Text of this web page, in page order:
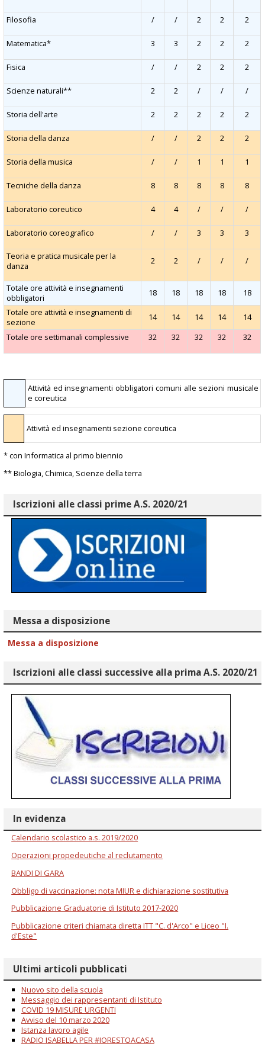
Filosofia / / 2 2 2
Matematica* 3 3 2 2 2
Fisica / / 2 2 2
Scienze naturali** 2 2 / / /
Storia dell'arte 2 2 2 2 2
Storia della danza / / 2 2 2
Storia della musica / / 1 1 1
Tecniche della danza 8 8 8 8 8
Laboratorio coreutico 4 4 / / /
Laboratorio coreografico / / 3 3 3
Teoria e pratica musicale per la
danza
2 2 / / /
Totale ore attività e insegnamenti
obbligatori
18 18 18 18
18
Totale ore attività e insegnamenti di
sezione
14 14 14 14
14
Totale ore settimanali complessive
32 32 32 32 32
Attività ed insegnamenti obbligatori comuni alle sezioni musicale
e coreutica
Attività ed insegnamenti sezione coreutica
* con Informatica al primo biennio
** Biologia, Chimica, Scienze della terra
Iscrizioni alle classi prime A.S. 2020/21
Messa a disposizione
Messa a disposizione
Iscrizioni alle classi successive alla prima A.S. 2020/21
In evidenza
Calendario scolastico a.s. 2019/2020
Operazioni propedeutiche al reclutamento
BANDI DI GARA
Obbligo di vaccinazione: nota MIUR e dichiarazione sostitutiva
Pubblicazione Graduatorie di Istituto 2017-2020
Pubblicazione criteri chiamata diretta ITT "C. d'Arco" e Liceo "I.
d'Este"
Ultimi articoli pubblicati
Nuovo sito della scuola
Messaggio dei rappresentanti di Istituto
COVID 19 MISURE URGENTI
Avviso del 10 marzo 2020
Istanza lavoro agile
RADIO ISABELLA PER #IORESTOACASA